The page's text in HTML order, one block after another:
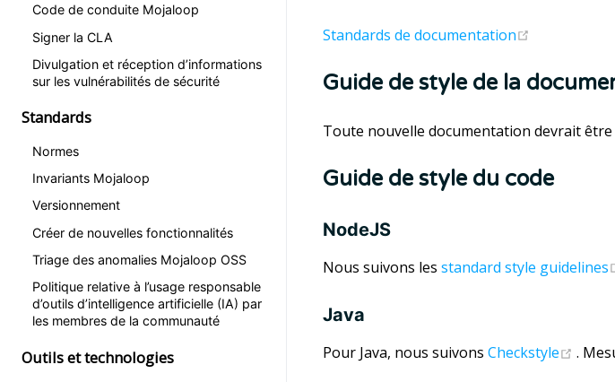
Code de conduite Mojaloop
Signer la CLA
Divulgation et réception d’informations
sur les vulnérabilités de sécurité
Standards
Normes
Invariants Mojaloop
Versionnement
Créer de nouvelles fonctionnalités
Triage des anomalies Mojaloop OSS
Politique relative à l’usage responsable
d’outils d’intelligence artificielle (IA) par
les membres de la communauté
Outils et technologies
Standards de documentation
Guide de style de la
Toute nouvelle documentation devrait
Guide de style du code
NodeJS
Nous suivons les standard style guidelines
Java
Pour Java, nous suivons Checkstyle .